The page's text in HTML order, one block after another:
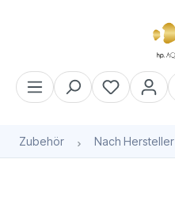
Zubehör Nach Hersteller